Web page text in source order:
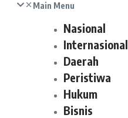
Main Menu
Nasional
Internasional
Daerah
Peristiwa
Hukum
Bisnis